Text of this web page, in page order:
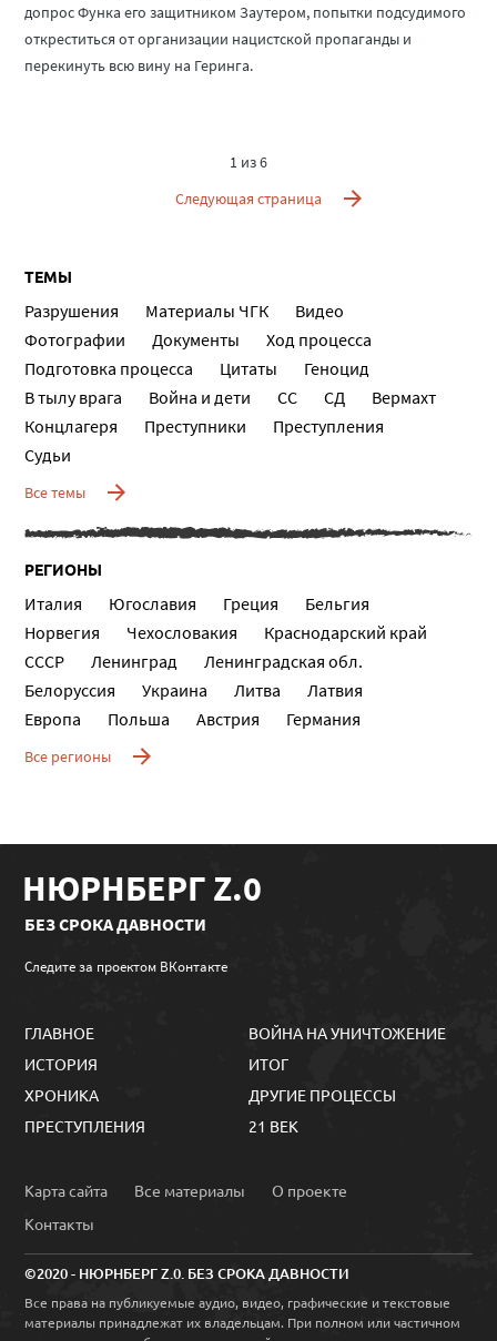
допрос Функа его защитником Заутером, попытки подсудимого
откреститься от организации нацистской пропаганды и
перекинуть всю вину на Геринга.
1 из 6
Следующая страница
ТЕМЫ
Разрушения Материалы ЧГК
Видео
Фотографии
Документы
Ход процесса
Подготовка процесса
Цитаты
Геноцид
В тылу врага
Война и дети СС СД
Вермахт
Концлагеря
Преступники
Преступления
Судьи
Все темы
РЕГИОНЫ
Италия Югославия Греция
Бельгия
Норвегия
Чехословакия
Краснодарский край
СССР
Ленинград
Ленинградская обл.
Белоруссия
Украина Литва
Латвия
Европа
Польша Австрия Германия
Все регионы
НЮРНБЕРГ Z.0
БЕЗ СРОКА ДАВНОСТИ
Следите за проектом ВКонтакте
ГЛАВНОЕ
ИСТОРИЯ
ХРОНИКА
ПРЕСТУПЛЕНИЯ
ВОЙНА НА УНИЧТОЖЕНИЕ
ИТОГ
ДРУГИЕ ПРОЦЕССЫ
21 ВЕК
Карта сайта Все материалы
О проекте
Контакты
©2020 - НЮРНБЕРГ Z.0. БЕЗ СРОКА ДАВНОСТИ
Все права на публикуемые аудио, видео, графические и текстовые
материалы принадлежат их владельцам. При полном или частичном